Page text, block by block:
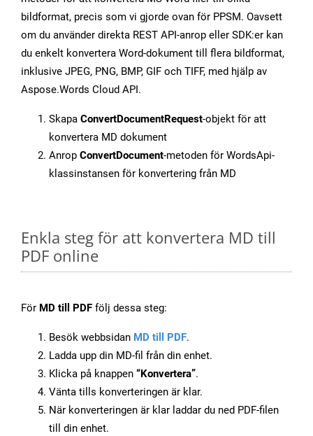
bildformat, precis som vi gjorde ovan för PPSM. Oavsett
om du använder direkta REST API-anrop eller SDK:er kan
du enkelt konvertera Word-dokument till flera bildformat,
inklusive JPEG, PNG, BMP, GIF och TIFF, med hjälp av
Aspose.Words Cloud API.
Skapa ConvertDocumentRequest-objekt för att
konvertera MD dokument
Anrop ConvertDocument-metoden för WordsApi-
klassinstansen för konvertering från MD
Enkla steg för att konvertera MD till
PDF online
För MD till PDF följ dessa steg:
Besök webbsidan MD till PDF.
Ladda upp din MD-fil från din enhet.
Klicka på knappen “Konvertera”.
Vänta tills konverteringen är klar.
När konverteringen är klar laddar du ned PDF-filen
till din enhet.